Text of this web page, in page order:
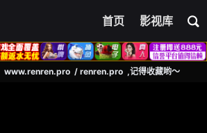
首页 影视库
www.renren.pro / renren.pro ,记得收藏哟～